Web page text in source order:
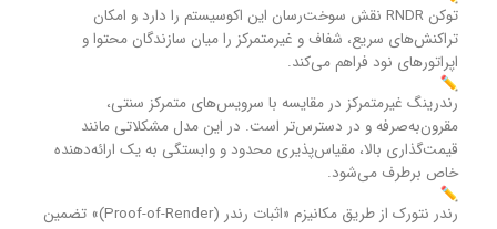
توکن RNDR نقش سوخت‌رسان این اکوسیستم را دارد و امکان
تراکنش‌های سریع، شفاف و غیرمتمرکز را میان سازندگان محتوا و
اپراتورهای نود فراهم می‌کند.
رندرینگ غیرمتمرکز در مقایسه با سرویس‌های متمرکز سنتی،
مقرون‌به‌صرفه‌ و در دسترس‌تر است. در این مدل مشکلاتی مانند
قیمت‌گذاری بالا، مقیاس‌پذیری محدود و وابستگی به یک ارائه‌دهنده
خاص برطرف می‌شود.
رندر نتورک از طریق مکانیزم «اثبات رندر (Proof-of-Render)» تضمین